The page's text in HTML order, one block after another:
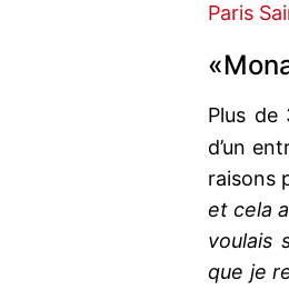
Paris
Plus de
d’un
raisons
et cela
voulais
que je